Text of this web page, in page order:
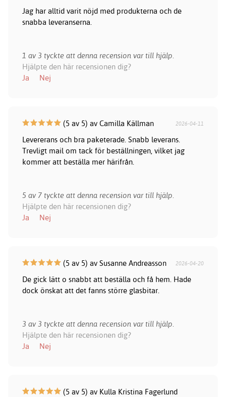
Jag har alltid varit nöjd med produkterna och de
snabba leveranserna.
1 av 3 tyckte att denna recension var till hjälp.
Hjälpte den här recensionen dig?
Ja
Nej
(5 av 5) av Camilla Källman 2026-04-11
Levererans och bra paketerade. Snabb leverans.
Trevligt mail om tack för beställningen, vilket jag
kommer att beställa mer härifrån.
5 av 7 tyckte att denna recension var till hjälp.
Hjälpte den här recensionen dig?
Ja
Nej
(5 av 5) av Susanne Andreasson 2026-04-20
De gick lätt o snabbt att beställa och få hem. Hade
dock önskat att det fanns större glasbitar.
3 av 3 tyckte att denna recension var till hjälp.
Hjälpte den här recensionen dig?
Ja
Nej
(5 av 5) av Kulla Kristina Fagerlund